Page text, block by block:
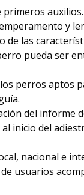
primeros auxilios.
y
de las
pueda ser
perros aptos
del informe
inicio del
nacional e
usuarios